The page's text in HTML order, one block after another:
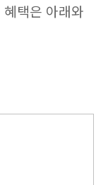
택은 아래와